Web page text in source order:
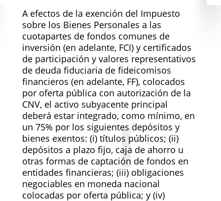
A efectos de la exención del Impuesto
sobre los Bienes Personales a las
cuotapartes de fondos comunes de
inversión (en adelante, FCI) y certificados
de participación y valores representativos
de deuda fiduciaria de fideicomisos
financieros (en adelante, FF), colocados
por oferta pública con autorización de la
CNV, el activo subyacente principal
deberá estar integrado, como mínimo, en
un 75% por los siguientes depósitos y
bienes exentos: (i) títulos públicos; (ii)
depósitos a plazo fijo, caja de ahorro u
otras formas de captación de fondos en
entidades financieras; (iii) obligaciones
negociables en moneda nacional
colocadas por oferta pública; y (iv)